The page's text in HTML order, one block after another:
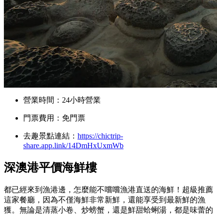
營業時間：24小時營業
門票費用：免門票
去趣景點連結： https://chictrip-
share.app.link/14DmHxUxmWb
深澳港平價海鮮樓
都已經來到漁港邊，怎麼能不嚐嚐漁港直送的海鮮！超級推薦
這家餐廳，因為不僅海鮮非常新鮮，還能享受到最新鮮的漁
獲。無論是清蒸小卷、炒螃蟹，還是鮮甜蛤蜊湯，都是味蕾的